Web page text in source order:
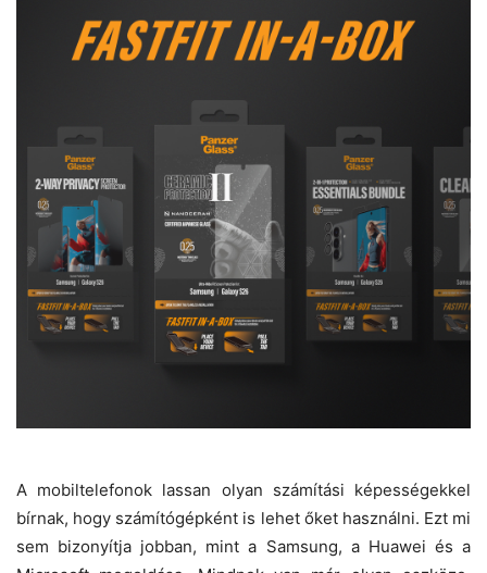
A mobiltelefonok lassan olyan számítási képességekkel
bírnak, hogy számítógépként is lehet őket használni. Ezt mi
sem bizonyítja jobban, mint a Samsung, a Huawei és a